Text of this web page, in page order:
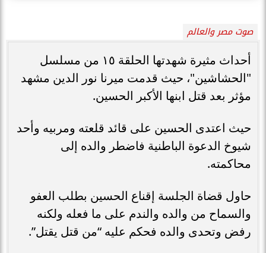
صوت مصر والعالم
أحداث مثيرة شهدتها الحلقة ١٥ من مسلسل
"الحشاشين"، حيث قدمت ميرنا نور الدين مشهد
مؤثر بعد قتل ابنها الأكبر الحسين.
حيث اعتدى الحسين على قائد قلعته ومربيه وأحد
شيوخ الدعوة الباطنية فاضطر والده إلى
محاكمته.
حاول قضاة الجلسة إقناع الحسين بطلب العفو
والسماح من والده والندم على ما فعله ولكنه
رفض وتحدى والده فحكم عليه “من قتل يقتل”.